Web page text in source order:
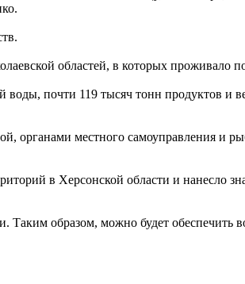
областей, в которых проживало
воды, почти 119 тысяч тонн продуктов и
органами местного самоуправления и
в Херсонской области и нанесло
Таким образом, можно будет обеспечить